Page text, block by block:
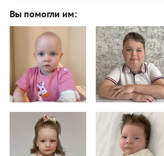
Вы помогли им: